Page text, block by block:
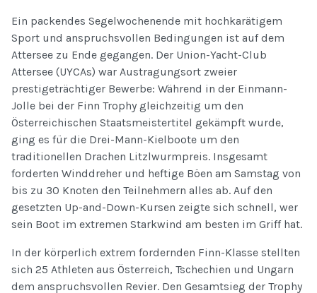
Ein packendes Segelwochenende mit hochkarätigem
Sport und anspruchsvollen Bedingungen ist auf dem
Attersee zu Ende gegangen. Der Union-Yacht-Club
Attersee (UYCAs) war Austragungsort zweier
prestigeträchtiger Bewerbe: Während in der Einmann-
Jolle bei der Finn Trophy gleichzeitig um den
Österreichischen Staatsmeistertitel gekämpft wurde,
ging es für die Drei-Mann-Kielboote um den
traditionellen Drachen Litzlwurmpreis. Insgesamt
forderten Winddreher und heftige Böen am Samstag von
bis zu 30 Knoten den Teilnehmern alles ab. Auf den
gesetzten Up-and-Down-Kursen zeigte sich schnell, wer
sein Boot im extremen Starkwind am besten im Griff hat.
In der körperlich extrem fordernden Finn-Klasse stellten
sich 25 Athleten aus Österreich, Tschechien und Ungarn
dem anspruchsvollen Revier. Den Gesamtsieg der Trophy